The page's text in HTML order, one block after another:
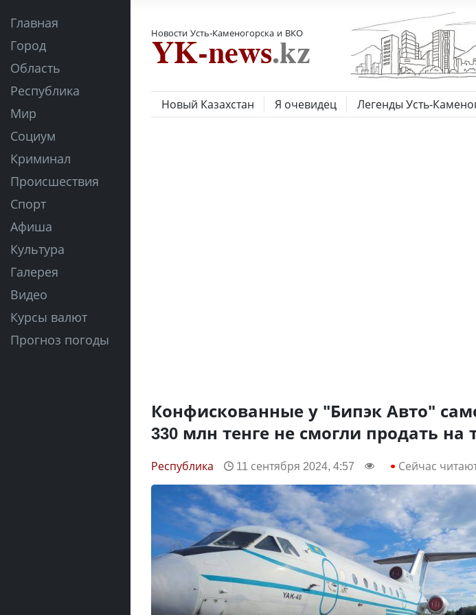
Главная
Город
Область
Республика
Мир
Социум
Криминал
Происшествия
Спорт
Афиша
Культура
Галерея
Видео
Курсы валют
Прогноз погоды
Новости Усть-Каменогорска и ВКО
Новый Казахстан Я очевидец Легенды Усть-
Конфискованные у "Бипэк Авто"
330 млн тенге не смогли продать на
Республика 11 сентября 2024, 4:57 Сейчас